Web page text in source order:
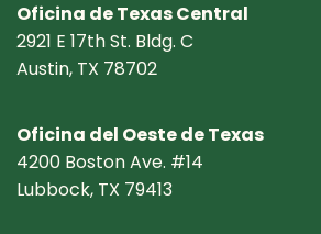
Oficina de Texas Central
2921 E 17th St. Bldg. C
Austin, TX 78702
Oficina del Oeste de Texas
4200 Boston Ave. #14
Lubbock, TX 79413